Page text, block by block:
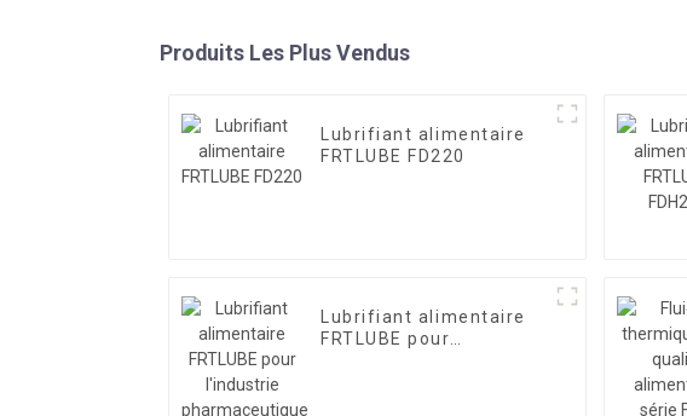
Produits Les Plus Vendus
Lubrifiant alimentaire
FRTLUBE FD220
Lubrifiant alimentaire
FRTLUBE pour